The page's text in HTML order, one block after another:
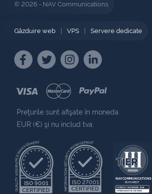
© 2026 - NAV Communications
Găzduire web VPS Servere dedicate
Preţurile sunt afişate în moneda
EUR (€) şi nu includ tva.
ISO 9001
QUALITY ASSURANCE MANAGEMENT
CERTIFIED
ISO 27001
INFORMATION SECURITY MANAGEMENT
CERTIFIED
NAV COMMUNICATIONS
BUCHAREST
EXPIRES 7 NOVEMBER 2025
UPTIME INSTITUTE CERTIFIED